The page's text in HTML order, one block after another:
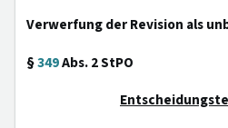
Verwerfung der Revision als
§349Abs. 2 StPO